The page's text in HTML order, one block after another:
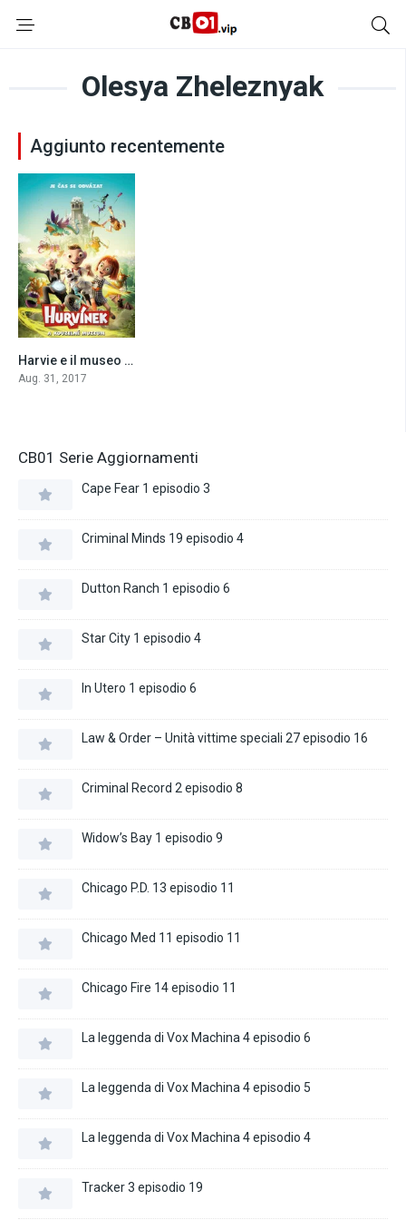
Olesya Zheleznyak
Aggiunto recentemente
4.1Harvie e il museo magico (2017)
Aug. 31, 2017
CB01 Serie Aggiornamenti
Cape Fear 1 episodio 3
Criminal Minds 19 episodio 4
Dutton Ranch 1 episodio 6
Star City 1 episodio 4
In Utero 1 episodio 6
Law & Order – Unità vittime speciali 27 episodio 16
Criminal Record 2 episodio 8
Widow’s Bay 1 episodio 9
Chicago P.D. 13 episodio 11
Chicago Med 11 episodio 11
Chicago Fire 14 episodio 11
La leggenda di Vox Machina 4 episodio 6
La leggenda di Vox Machina 4 episodio 5
La leggenda di Vox Machina 4 episodio 4
Tracker 3 episodio 19